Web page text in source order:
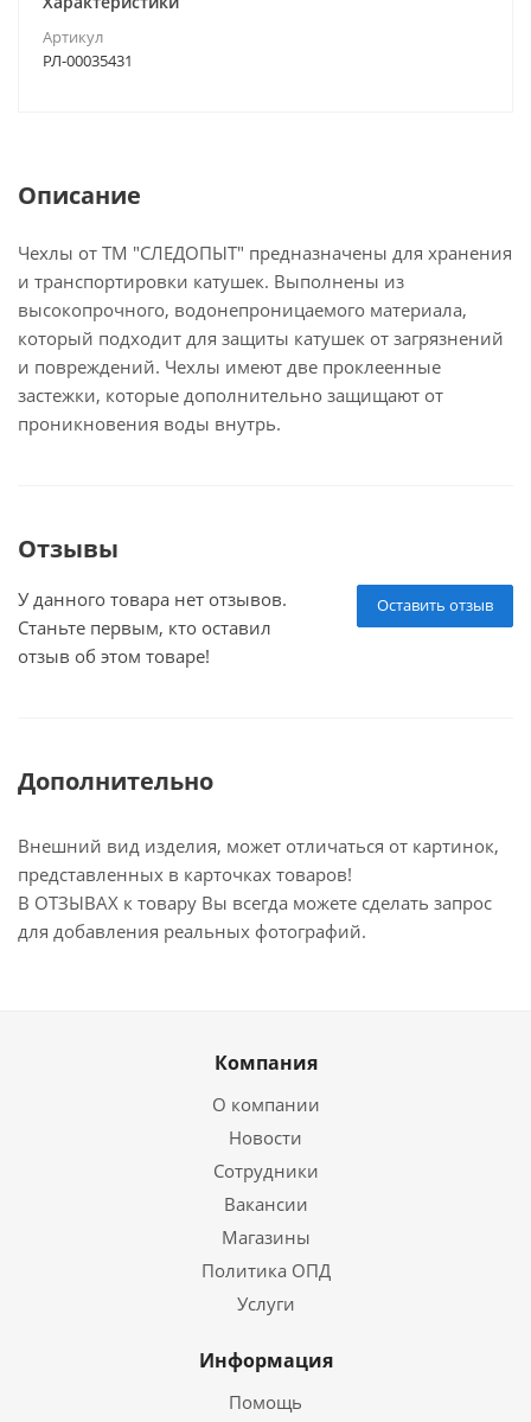
Артикул
РЛ-00035431
Описание
Чехлы от ТМ "СЛЕДОПЫТ" предназначены для хранения
и транспортировки катушек. Выполнены из
высокопрочного, водонепроницаемого материала,
который подходит для защиты катушек от загрязнений
и повреждений. Чехлы имеют две проклеенные
застежки, которые дополнительно защищают от
проникновения воды внутрь.
Отзывы
Оставить отзыв
У данного товара нет отзывов.
Станьте первым, кто оставил
отзыв об этом товаре!
Дополнительно
Внешний вид изделия, может отличаться от картинок,
представленных в карточках товаров!
В ОТЗЫВАХ к товару Вы всегда можете сделать запрос
для добавления реальных фотографий.
Компания
О компании
Новости
Сотрудники
Вакансии
Магазины
Политика ОПД
Услуги
Информация
Помощь